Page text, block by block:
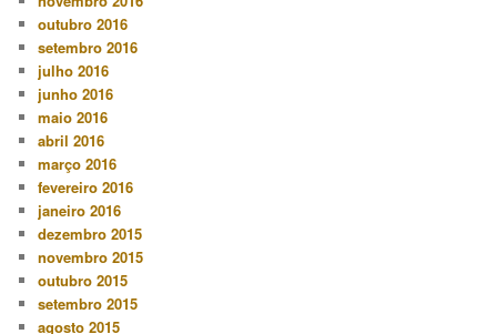
outubro 2016
setembro 2016
julho 2016
junho 2016
maio 2016
abril 2016
março 2016
fevereiro 2016
janeiro 2016
dezembro 2015
novembro 2015
outubro 2015
setembro 2015
agosto 2015